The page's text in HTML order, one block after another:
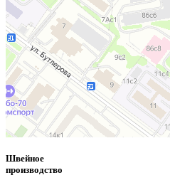
Швейное
производство